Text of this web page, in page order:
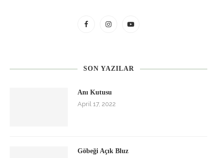
SON YAZILAR
Anı Kutusu
April 17, 2022
Göbeği Açık Bluz